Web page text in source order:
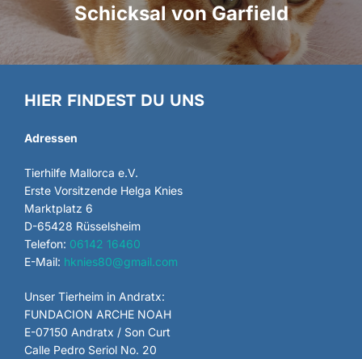
Schicksal von Garfield
HIER FINDEST DU UNS
Adressen
Tierhilfe Mallorca e.V.
Erste Vorsitzende Helga Knies
Marktplatz 6
D-65428 Rüsselsheim
Telefon: 06142 16460
E-Mail: hknies80@gmail.com
Unser Tierheim in Andratx:
FUNDACION ARCHE NOAH
E-07150 Andratx / Son Curt
Calle Pedro Seriol No. 20